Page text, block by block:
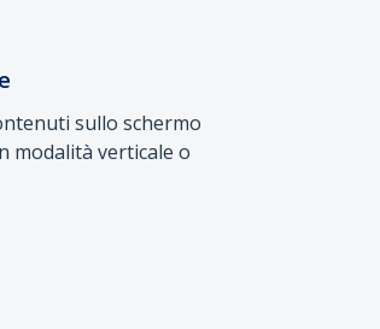
sullo schermo
modalità verticale o